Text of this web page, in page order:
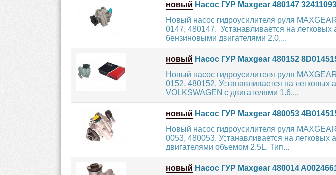
новый Насос ГУР Maxgear 480147
Новый насос гидроусилителя руля
0147, 480147. Устанавливается на
бензиновыми двигателями 2.0,...
новый Насос ГУР Maxgear 480152
Новый насос гидроусилителя руля
0152, 480152. Устанавливается на легковых
VOLKSWAGEN с двигателями 1.6,...
новый Насос ГУР Maxgear 480053
Новый насос гидроусилителя руля
0053, 480053. Устанавливается на легковых
двигателями объемом 2.5L. Тип...
новый Насос ГУР Maxgear 480014